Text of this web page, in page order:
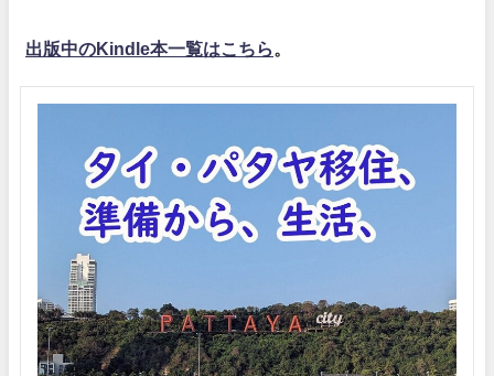
出版中のKindle本一覧はこちら。